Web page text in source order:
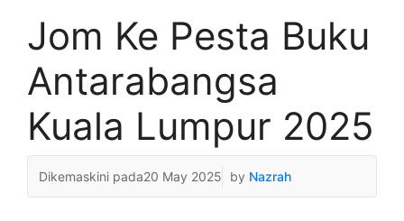
Jom Ke Pesta Buku
Antarabangsa
Kuala Lumpur 2025
20 May 2025 by Nazrah